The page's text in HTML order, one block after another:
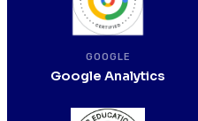
GOOGLE
Google Analytics